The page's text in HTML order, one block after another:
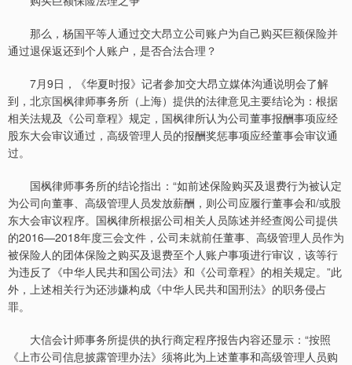
那么，杨国平等人通过交大昂立公司账户为自己购买巨额保险并
通过退保返还到个人账户，是否合法合理？
7月9日，《华夏时报》记者参加交大昂立媒体沟通说明会了解
到，北京国枫律师事务所（上海）提供的法律意见主要结论为：根据
相关法规及《公司章程》规定，国枫律所认为公司董事报酬事项应经
股东大会审议通过，高级管理人员的报酬奖惩事项应经董事会审议通
过。
国枫律师事务所的结论指出：“如前述保险购买及退费行为被认定
为公司向董事、高级管理人员发放薪酬，则公司应履行董事会和/或股
东大会审议程序。国枫律所根据公司相关人员陈述并经查阅公司提供
的2016—2018年度三会文件，公司未就前任董事、高级管理人员作为
被保险人的团体保险之购买及退费至个人账户事项进行审议，该等行
为违反了《中华人民共和国公司法》和《公司章程》的相关规定。”此
外，上述相关行为还涉嫌构成《中华人民共和国刑法》的职务侵占
罪。
大信会计师事务所提供的执行商定程序报告内容还显示：“按照
《上市公司信息披露管理办法》须将此为上述董事和高级管理人员购